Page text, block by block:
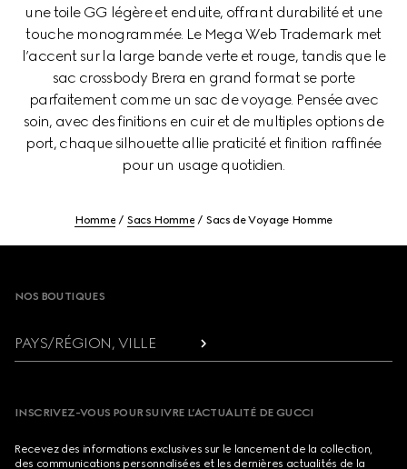
une toile GG légère et enduite, offrant durabilité et une
touche monogrammée. Le Mega Web Trademark met
l’accent sur la large bande verte et rouge, tandis que le
sac crossbody Brera en grand format se porte
parfaitement comme un sac de voyage. Pensée avec
soin, avec des finitions en cuir et de multiples options de
port, chaque silhouette allie praticité et finition raffinée
pour un usage quotidien.
Homme Sacs Homme Sacs de Voyage Homme
NOS BOUTIQUES
PAYS/RÉGION, VILLE
INSCRIVEZ-VOUS POUR SUIVRE L’ACTUALITÉ DE GUCCI
Recevez des informations exclusives sur le lancement de la collection,
des communications personnalisées et les dernières actualités de la